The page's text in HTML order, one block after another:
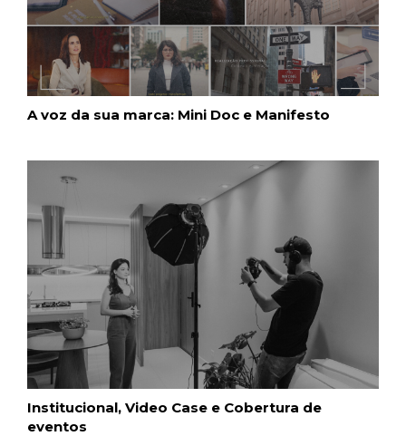
A voz da sua marca: Mini Doc e Manifesto
Institucional, Video Case e Cobertura de
eventos